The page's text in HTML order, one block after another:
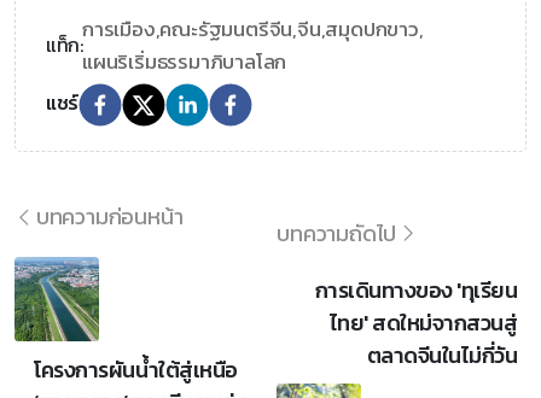
แท็ก:การเมือง,คณะรัฐมนตรีจีน,จีน,สมุดปกขาว,
แผนริเริ่มธรรมาภิบาลโลก
แชร์
บทความก่อนหน้า
โครงการผันน้ำใต้สู่เหนือ
บทความถัดไป
การเดินทางของ 'ทุเรียน
ไทย' สดใหม่จากสวนสู่
ตลาดจีนในไม่กี่วัน